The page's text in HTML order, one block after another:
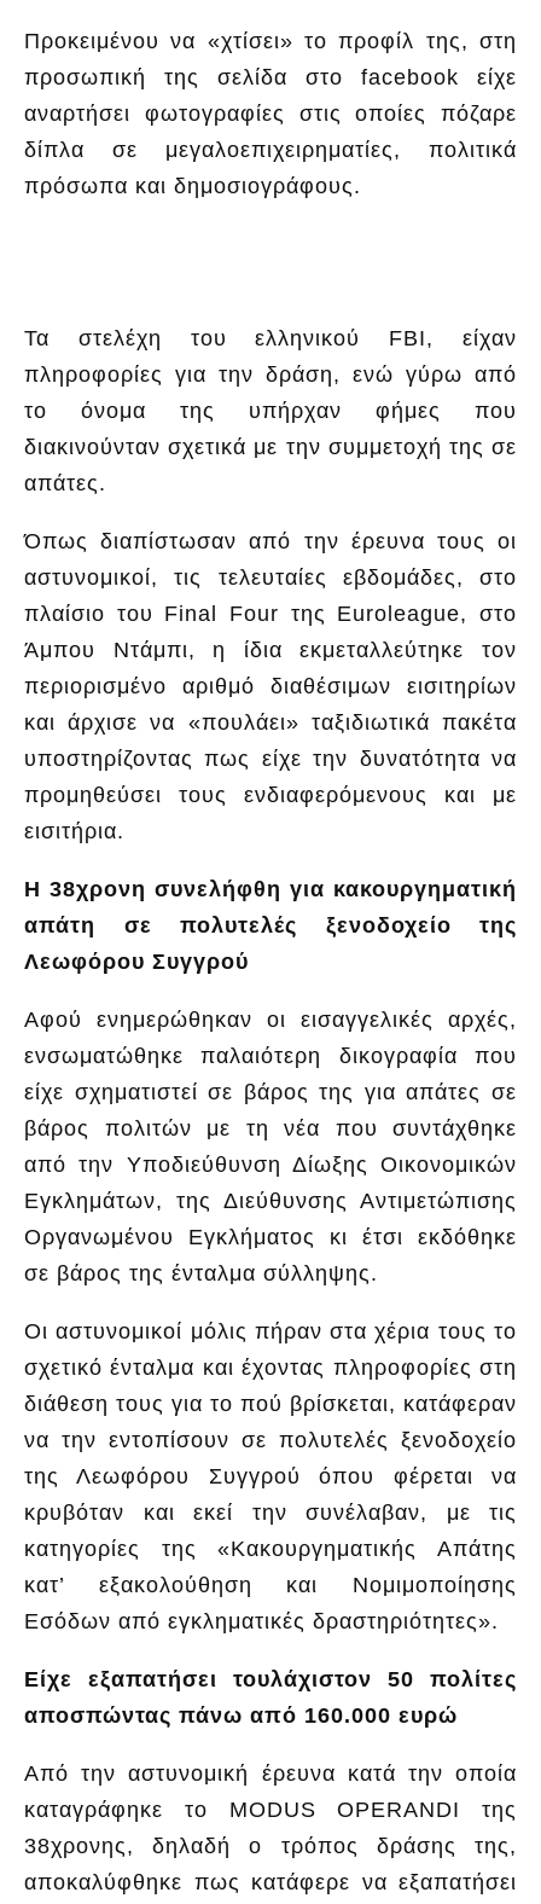
Προκειμένου να «χτίσει» το προφίλ της, στη
προσωπική της σελίδα στο facebook είχε
αναρτήσει φωτογραφίες στις οποίες πόζαρε
δίπλα σε μεγαλοεπιχειρηματίες, πολιτικά
πρόσωπα και δημοσιογράφους.
Τα στελέχη του ελληνικού FBI, είχαν
πληροφορίες για την δράση, ενώ γύρω από
το όνομα της υπήρχαν φήμες που
διακινούνταν σχετικά με την συμμετοχή της σε
απάτες.
Όπως διαπίστωσαν από την έρευνα τους οι
αστυνομικοί, τις τελευταίες εβδομάδες, στο
πλαίσιο του Final Four της Euroleague, στο
Άμπου Ντάμπι, η ίδια εκμεταλλεύτηκε τον
περιορισμένο αριθμό διαθέσιμων εισιτηρίων
και άρχισε να «πουλάει» ταξιδιωτικά πακέτα
υποστηρίζοντας πως είχε την δυνατότητα να
προμηθεύσει τους ενδιαφερόμενους και με
εισιτήρια.
Η 38χρονη συνελήφθη για κακουργηματική
απάτη σε πολυτελές ξενοδοχείο της
Λεωφόρου Συγγρού
Αφού ενημερώθηκαν οι εισαγγελικές αρχές,
ενσωματώθηκε παλαιότερη δικογραφία που
είχε σχηματιστεί σε βάρος της για απάτες σε
βάρος πολιτών με τη νέα που συντάχθηκε
από την Υποδιεύθυνση Δίωξης Οικονομικών
Εγκλημάτων, της Διεύθυνσης Αντιμετώπισης
Οργανωμένου Εγκλήματος κι έτσι εκδόθηκε
σε βάρος της ένταλμα σύλληψης.
Οι αστυνομικοί μόλις πήραν στα χέρια τους το
σχετικό ένταλμα και έχοντας πληροφορίες στη
διάθεση τους για το πού βρίσκεται, κατάφεραν
να την εντοπίσουν σε πολυτελές ξενοδοχείο
της Λεωφόρου Συγγρού όπου φέρεται να
κρυβόταν και εκεί την συνέλαβαν, με τις
κατηγορίες της «Κακουργηματικής Απάτης
κατ’ εξακολούθηση και Νομιμοποίησης
Εσόδων από εγκληματικές δραστηριότητες».
Είχε εξαπατήσει τουλάχιστον 50 πολίτες
αποσπώντας πάνω από 160.000 ευρώ
Από την αστυνομική έρευνα κατά την οποία
καταγράφηκε το MODUS OPERANDI της
38χρονης, δηλαδή ο τρόπος δράσης της,
αποκαλύφθηκε πως κατάφερε να εξαπατήσει